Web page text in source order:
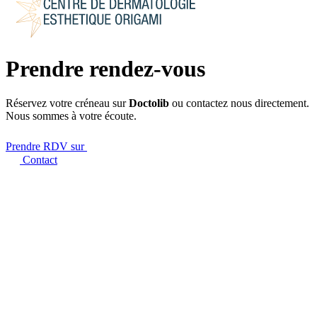
Prendre rendez-vous
Réservez votre créneau surDoctolib ou contactez nous directement.
Nous sommes à votre écoute.
Prendre RDV sur
Contact